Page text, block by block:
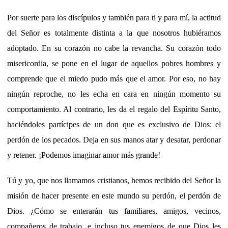
Por suerte para los discípulos y también para ti y para mí, la actitud
del Señor es totalmente distinta a la que nosotros hubiéramos
adoptado. En su corazón no cabe la revancha. Su corazón todo
misericordia, se pone en el lugar de aquellos pobres hombres y
comprende que el miedo pudo más que el amor. Por eso, no hay
ningún reproche, no les echa en cara en ningún momento su
comportamiento. Al contrario, les da el regalo del Espíritu Santo,
haciéndoles partícipes de un don que es exclusivo de Dios: el
perdón de los pecados. Deja en sus manos atar y desatar, perdonar
y retener. ¡Podemos imaginar amor más grande!
Tú y yo, que nos llamamos cristianos, hemos recibido del Señor la
misión de hacer presente en este mundo su perdón, el perdón de
Dios. ¿Cómo se enterarán tus familiares, amigos, vecinos,
compañeros de trabajo, e incluso tus enemigos de que Dios les